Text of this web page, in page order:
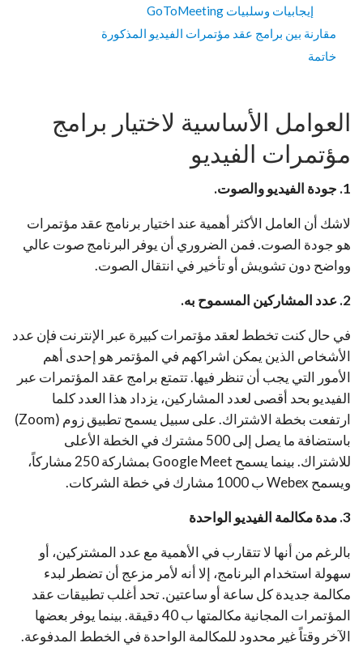
إيجابيات وسلبيات GoToMeeting
مقارنة بين برامج عقد مؤتمرات الفيديو المذكورة
خاتمة
العوامل الأساسية لاختيار برامج
مؤتمرات الفيديو
1. جودة الفيديو والصوت.
لاشك أن العامل الأكثر أهمية عند اختيار برنامج عقد مؤتمرات
هو جودة الصوت. فمن الضروري أن يوفر البرنامج صوت عالي
وواضح دون تشويش أو تأخير في انتقال الصوت.
2. عدد المشاركين المسموح به.
في حال كنت تخطط لعقد مؤتمرات كبيرة عبر الإنترنت فإن عدد
الأشخاص الذين يمكن اشراكهم في المؤتمر هو إحدى أهم
الأمور التي يجب أن تنظر فيها. تتمتع برامج عقد المؤتمرات عبر
الفيديو بحد أقصى لعدد المشاركين، يزداد هذا العدد كلما
ارتفعت بخطة الاشتراك. على سبيل يسمح تطبيق زوم (Zoom)
باستضافة ما يصل إلى 500 مشترك في الخطة الأعلى
للاشتراك. بينما يسمح Google Meet بمشاركة 250 مشاركاً،
ويسمح Webex ب 1000 مشارك في خطة الشركات.
3. مدة مكالمة الفيديو الواحدة
بالرغم من أنها لا تتقارب في الأهمية مع عدد المشتركين، أو
سهولة استخدام البرنامج، إلا أنه لأمر مزعج أن تضطر لبدء
مكالمة جديدة كل ساعة أو ساعتين. تحد أغلب تطبيقات عقد
المؤتمرات المجانية مكالمتها ب 40 دقيقة. بينما يوفر بعضها
الآخر وقتاً غير محدود للمكالمة الواحدة في الخطط المدفوعة.